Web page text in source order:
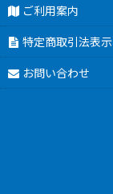
ご利用案内
特定商取引法表示
お問い合わせ